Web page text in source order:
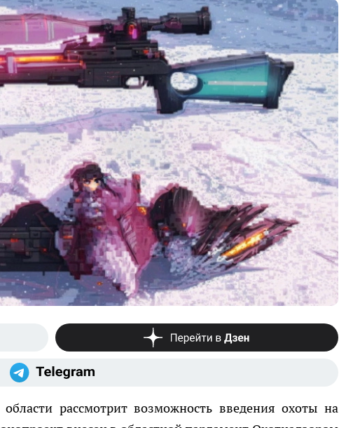
области рассмотрит возможность введения охоты на